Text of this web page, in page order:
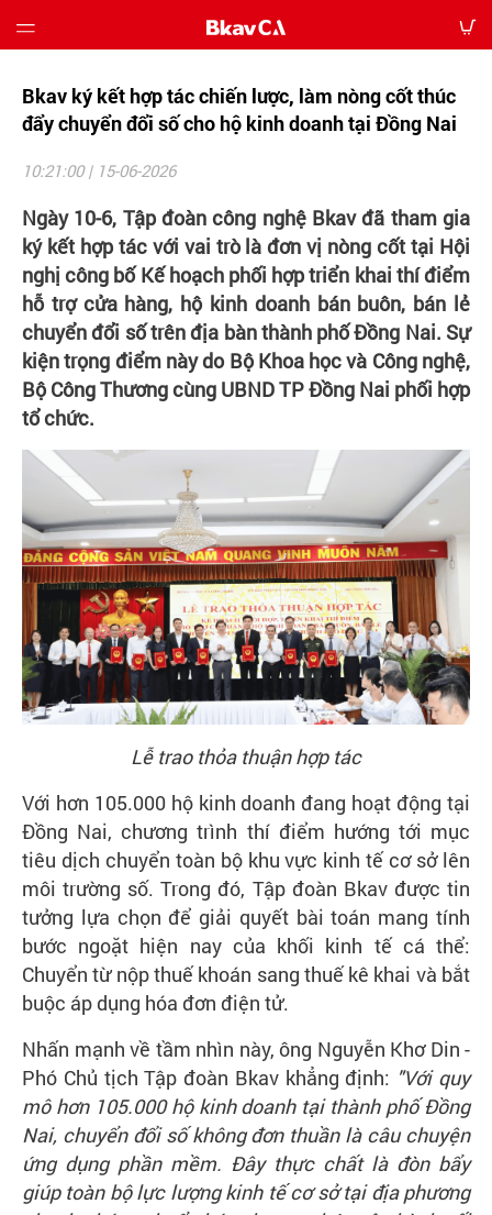
Giới
thiệu
Bảng
Hướng
dẫn
Tin
tức
Tải
hệ
Tra
chứng
thư
số
Bkav ký kết hợp tác chiến lược, làm nòng cốt thúc
đẩy chuyển đổi số cho hộ kinh doanh tại Đồng Nai
10:21:00 | 15-06-2026
Ngày 10-6, Tập đoàn công nghệ Bkav đã tham gia
ký kết hợp tác với vai trò là đơn vị nòng cốt tại Hội
nghị công bố Kế hoạch phối hợp triển khai thí điểm
hỗ trợ cửa hàng, hộ kinh doanh bán buôn, bán lẻ
chuyển đổi số trên địa bàn thành phố Đồng Nai. Sự
kiện trọng điểm này do Bộ Khoa học và Công nghệ,
Bộ Công Thương cùng UBND TP Đồng Nai phối hợp
tổ chức.
Lễ trao thỏa thuận hợp tác
Với hơn 105.000 hộ kinh doanh đang hoạt động tại
Đồng Nai, chương trình thí điểm hướng tới mục
tiêu dịch chuyển toàn bộ khu vực kinh tế cơ sở lên
môi trường số. Trong đó, Tập đoàn Bkav được tin
tưởng lựa chọn để giải quyết bài toán mang tính
bước ngoặt hiện nay của khối kinh tế cá thể:
Chuyển từ nộp thuế khoán sang thuế kê khai và bắt
buộc áp dụng hóa đơn điện tử.
Nhấn mạnh về tầm nhìn này, ông Nguyễn Khơ Din -
Phó Chủ tịch Tập đoàn Bkav khẳng định: "Với quy
mô hơn 105.000 hộ kinh doanh tại thành phố Đồng
Nai, chuyển đổi số không đơn thuần là câu chuyện
ứng dụng phần mềm. Đây thực chất là đòn bẩy
giúp toàn bộ lực lượng kinh tế cơ sở tại địa phương